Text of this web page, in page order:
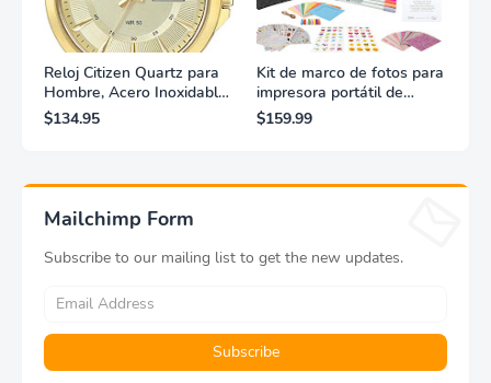
Reloj Citizen Quartz para
Hombre, Acero Inoxidable,
Clásico, Dorado
$134.95
Kit de marco de fotos para
impresora portátil de
fotografías y vídeos
Lifeprint 3x4,5 (blanca)
$159.99
Mailchimp Form
Subscribe to our mailing list to get the new updates.